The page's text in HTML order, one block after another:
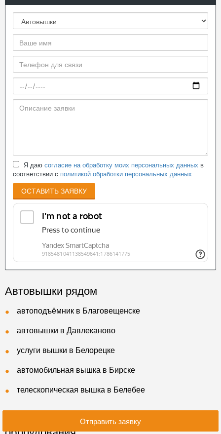
Я даю согласие на обработку моих персональных данных в
соответствии с политикой обработки персональных данных
ОСТАВИТЬ ЗАЯВКУ
Автовышки рядом
автоподъёмник в Благовещенске
автовышки в Давлеканово
услуги вышки в Белорецке
автомобильная вышка в Бирске
телескопическая вышка в Белебее
Заявки на аренду спецтехники и
Отправить заявку